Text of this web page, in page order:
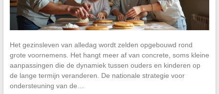
Het gezinsleven van alledag wordt zelden opgebouwd rond
grote voornemens. Het hangt meer af van concrete, soms kleine
aanpassingen die de dynamiek tussen ouders en kinderen op
de lange termijn veranderen. De nationale strategie voor
ondersteuning van de…